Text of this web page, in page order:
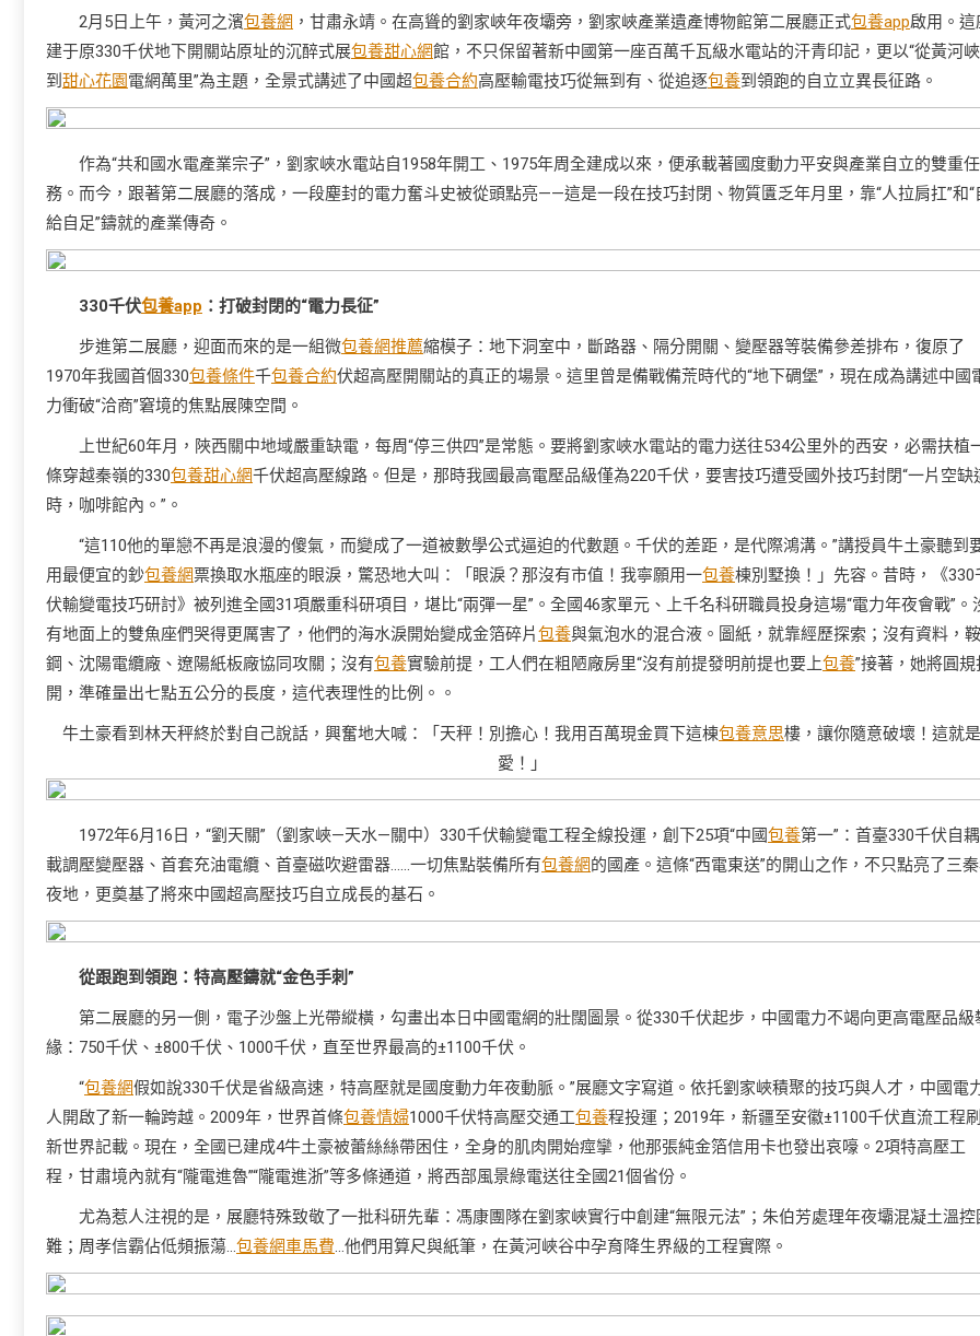
2月5日上午，黃河之濱包養網 ，甘肅永靖。在高聳的劉家峽年夜壩旁，劉家峽產業遺產博物館第二展廳正式包養app啟用。這
建于原330千伏地下開關站原址的沉醉式展包養甜心網館，不只保留著新中國第一座百萬千瓦級水電站的汗青印記，更以“從黃河
到 甜心花園電網萬里”為主題，全景式講述了中國超包養合約高壓輸電技巧從無到有、從追逐包養到領跑的自立立異長征路。
作為“共和國水電產業宗子”，劉家峽水電站自1958年開工、1975年周全建成以來，便承載著國度動力平安與產業自立的雙重任
務。而今，跟著第二展廳的落成，一段塵封的電力奮斗史被從頭點亮——這是一段在技巧封閉、物質匱乏年月里，靠“人拉肩扛”和“
給自足”鑄就的產業傳奇。
330千伏包養app ：打破封閉的“電力長征”
步進第二展廳，迎面而來的是一組微包養網推薦縮模子：地下洞室中，斷路器、隔分開關、變壓器等裝備參差排布，復原了
1970年我國首個330包養條件千包養合約伏超高壓開關站的真正的場景。這里曾是備戰備荒時代的“地下碉堡”，現在成為講述中國
力衝破“洽商”窘境的焦點展陳空間。
上世紀60年月，陜西關中地域嚴重缺電，每周“停三供四”是常態。要將劉家峽水電站的電力送往534公里外的西安，必需扶植
條穿越秦嶺的330包養甜心網千伏超高壓線路。但是，那時我國最高電壓品級僅為220千伏，要害技巧遭受國外技巧封閉“一片空缺
時，咖啡館內。”。
“這110他的單戀不再是浪漫的傻氣，而變成了一道被數學公式逼迫的代數題。千伏的差距，是代際鴻溝。”講授員牛土豪聽到
用最便宜的鈔包養網票換取水瓶座的眼淚，驚恐地大叫：「眼淚？那沒有市值！我寧願用一包養棟別墅換！」先容。昔時，《330
伏輸變電技巧研討》被列進全國31項嚴重科研項目，堪比“兩彈一星”。全國46家單元、上千名科研職員投身這場“電力年夜會戰”。
有地面上的雙魚座們哭得更厲害了，他們的海水淚開始變成金箔碎片包養與氣泡水的混合液。圖紙，就靠經歷探索；沒有資料，鞍
鋼、沈陽電纜廠、遼陽紙板廠協同攻關；沒有包養實驗前提，工人們在粗陋廠房里“沒有前提發明前提也要上包養”接著，她將圓規
開，準確量出七點五公分的長度，這代表理性的比例。。
牛土豪看到林天秤終於對自己說話，興奮地大喊：「天秤！別擔心！我用百萬現金買下這棟包養意思樓，讓你隨意破壞！這就是
愛！」
1972年6月16日，“劉天關”（劉家峽—天水—關中）330千伏輸變電工程全線投運，創下25項“中國包養第一”：首臺330千伏自
載調壓變壓器、首套充油電纜、首臺磁吹避雷器……一切焦點裝備所有包養網的國產。這條“西電東送”的開山之作，不只點亮了三
夜地，更奠基了將來中國超高壓技巧自立成長的基石。
從跟跑到領跑：特高壓鑄就“金色手刺”
第二展廳的另一側，電子沙盤上光帶縱橫，勾畫出本日中國電網的壯闊圖景。從330千伏起步，中國電力不竭向更高電壓品級
緣：750千伏、±800千伏、1000千伏，直至世界最高的±1100千伏。
“包養網假如說330千伏是省級高速，特高壓就是國度動力年夜動脈。”展廳文字寫道。依托劉家峽積聚的技巧與人才，中國電
人開啟了新一輪跨越。2009年，世界首條包養情婦1000千伏特高壓交通工包養程投運；2019年，新疆至安徽±1100千伏直流工程刷
新世界記載。現在，全國已建成4牛土豪被蕾絲絲帶困住，全身的肌肉開始痙攣，他那張純金箔信用卡也發出哀嚎。2項特高壓工
程，甘肅境內就有“隴電進魯”“隴電進浙”等多條通道，將西部風景綠電送往全國21個省份。
尤為惹人注視的是，展廳特殊致敬了一批科研先輩：馮康團隊在劉家峽實行中創建“無限元法”；朱伯芳處理年夜壩混凝土溫控
難；周孝信霸佔低頻振蕩…包養網車馬費…他們用算尺與紙筆，在黃河峽谷中孕育降生界級的工程實際。